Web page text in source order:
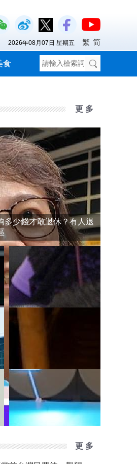
食
2026年08月07日 星期五 繁 简
更 多
多少錢才敢退休？有人退
更 多